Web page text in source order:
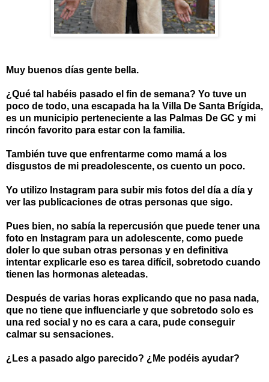
Muy buenos días gente bella.
¿Qué tal habéis pasado el fin de semana? Yo tuve un
poco de todo, una escapada ha la Villa De Santa Brígida,
es un municipio perteneciente a las Palmas De GC y mi
rincón favorito para estar con la familia.
También tuve que enfrentarme como mamá a los
disgustos de mi preadolescente, os cuento un poco.
Yo utilizo Instagram para subir mis fotos del día a día y
ver las publicaciones de otras personas que sigo.
Pues bien, no sabía la repercusión que puede tener una
foto en Instagram para un adolescente, como puede
doler lo que suban otras personas y en definitiva
intentar explicarle eso es tarea difícil, sobretodo cuando
tienen las hormonas aleteadas.
Después de varias horas explicando que no pasa nada,
que no tiene que influenciarle y que sobretodo solo es
una red social y no es cara a cara, pude conseguir
calmar su sensaciones.
¿Les a pasado algo parecido? ¿Me podéis ayudar?